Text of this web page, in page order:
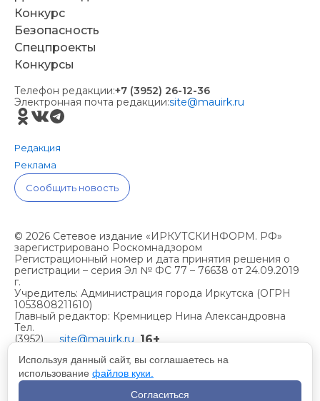
Конкурс
Безопасность
Спецпроекты
Конкурсы
Телефон редакции:+7 (3952) 26-12-36
Электронная почта редакции:site@mauirk.ru
Редакция
Реклама
Сообщить новость
© 2026 Сетевое издание «ИРКУТСКИНФОРМ. РФ»
зарегистрировано Роскомнадзором
Регистрационный номер и дата принятия решения о
регистрации – серия Эл № ФС 77 – 76638 от 24.09.2019
г.
Учредитель: Администрация города Иркутска (ОГРН
1053808211610)
Главный редактор: Кремницер Нина Александровна
Тел.
(3952)
site@mauirk.ru 16+
Учетная политика организации
Политика конфиденциальности
Используя данный сайт, вы соглашаетесь на
использование файлов куки.
Согласиться